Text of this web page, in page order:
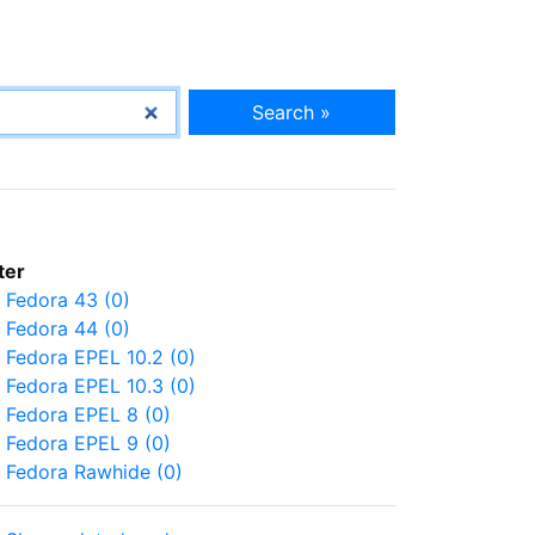
Search »
Fedora 43 (0)
Fedora 44 (0)
Fedora EPEL 10.2 (0)
Fedora EPEL 10.3 (0)
Fedora EPEL 8 (0)
Fedora EPEL 9 (0)
Fedora Rawhide (0)